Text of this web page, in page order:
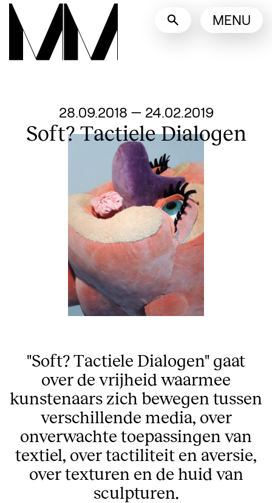
Taalswitcher
English
Nederlands
MENU
Van
28.09.2018 — 24.02.2019
Soft? Tactiele Dialogen
"Soft? Tactiele Dialogen" gaat
over de vrijheid waarmee
kunstenaars zich bewegen tussen
verschillende media, over
onverwachte toepassingen van
textiel, over tactiliteit en aversie,
over texturen en de huid van
sculpturen.